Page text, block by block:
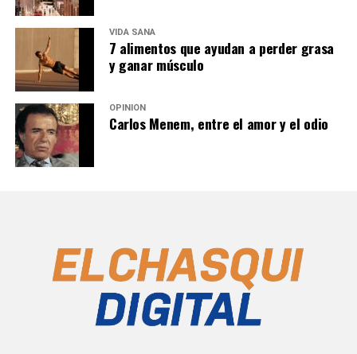
VIDA SANA
7 alimentos que ayudan a perder grasa
y ganar músculo
OPINIÓN
Carlos Menem, entre el amor y el odio